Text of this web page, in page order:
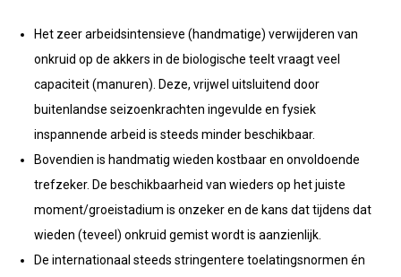
Het zeer arbeidsintensieve (handmatige) verwijderen van
onkruid op de akkers in de biologische teelt vraagt veel
capaciteit (manuren). Deze, vrijwel uitsluitend door
buitenlandse seizoenkrachten ingevulde en fysiek
inspannende arbeid is steeds minder beschikbaar.
Bovendien is handmatig wieden kostbaar en onvoldoende
trefzeker. De beschikbaarheid van wieders op het juiste
moment/groeistadium is onzeker en de kans dat tijdens dat
wieden (teveel) onkruid gemist wordt is aanzienlijk.
De internationaal steeds stringentere toelatingsnormen én